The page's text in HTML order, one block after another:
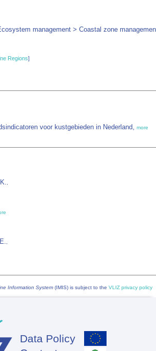
management > Coastal zone
Regions]
voor kustgebieden in Nederland, more
,
,
Information System (IMIS) is subject to the VLIZ privacy policy
Data Policy